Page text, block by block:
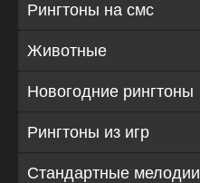
Рингтоны на смс
Животные
Новогодние рингтоны
Рингтоны из игр
Стандартные мелодии